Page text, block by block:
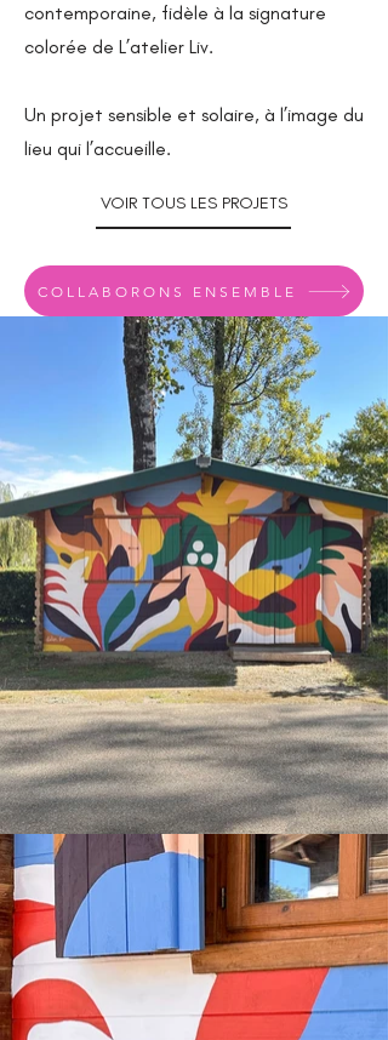
contemporaine, fidèle à la signature
colorée de L’atelier Liv.
Un projet sensible et solaire, à l’image du
lieu qui l’accueille.
VOIR TOUS LES PROJETS
COLLABORONS ENSEMBLE